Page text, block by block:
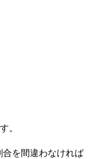
。
を間違わなければ